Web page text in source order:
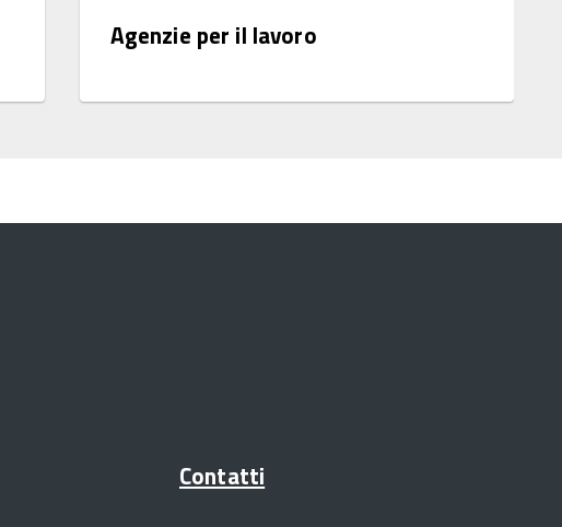
Agenzie per il lavoro
Contatti